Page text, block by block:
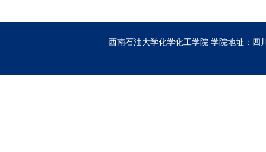
西南石油大学化学化工学院 学院地址：四